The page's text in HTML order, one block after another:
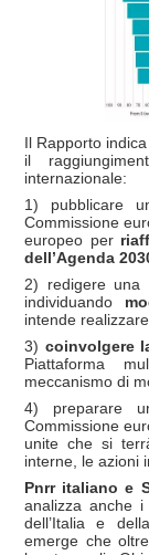
Il Rapporto
il
internazionale:
1) pubblicare
Commissione
europeo per
dell’Agenda
2) redigere una
individuando
intende
3) coinvolgere
Piattaforma
meccanismo di
4) preparare
Commissione
unite che si
interne, le azioni
Pnrr italiano e
analizza anche
dell’Italia e
emerge che